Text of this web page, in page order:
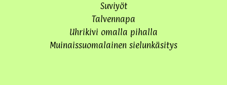
Suviyöt
Talvennapa
Uhrikivi omalla pihalla
Muinaissuomalainen sielunkäsitys